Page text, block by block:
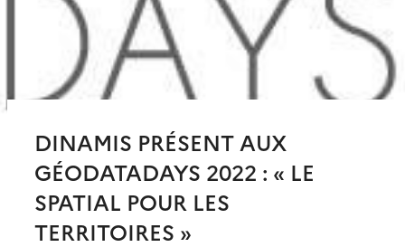
DINAMIS PRÉSENT AUX
GÉODATADAYS 2022 : « LE
SPATIAL POUR LES
TERRITOIRES »